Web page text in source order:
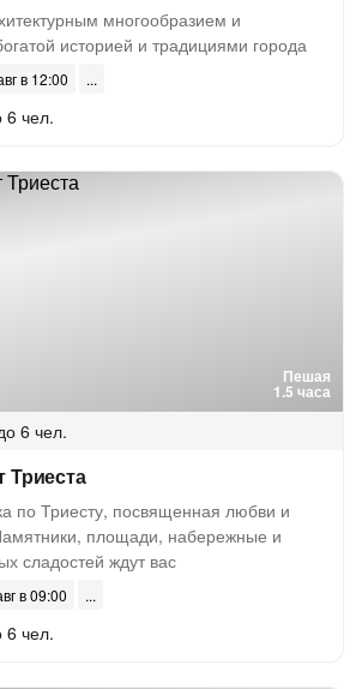
многообразием и
историей и традициями города
в 12:00
6 чел.
Пешая
1.5 часа
6 чел.
Триеста
по Триесту, посвященная любви и
площади, набережные и
сладостей ждут вас
в 09:00
6 чел.